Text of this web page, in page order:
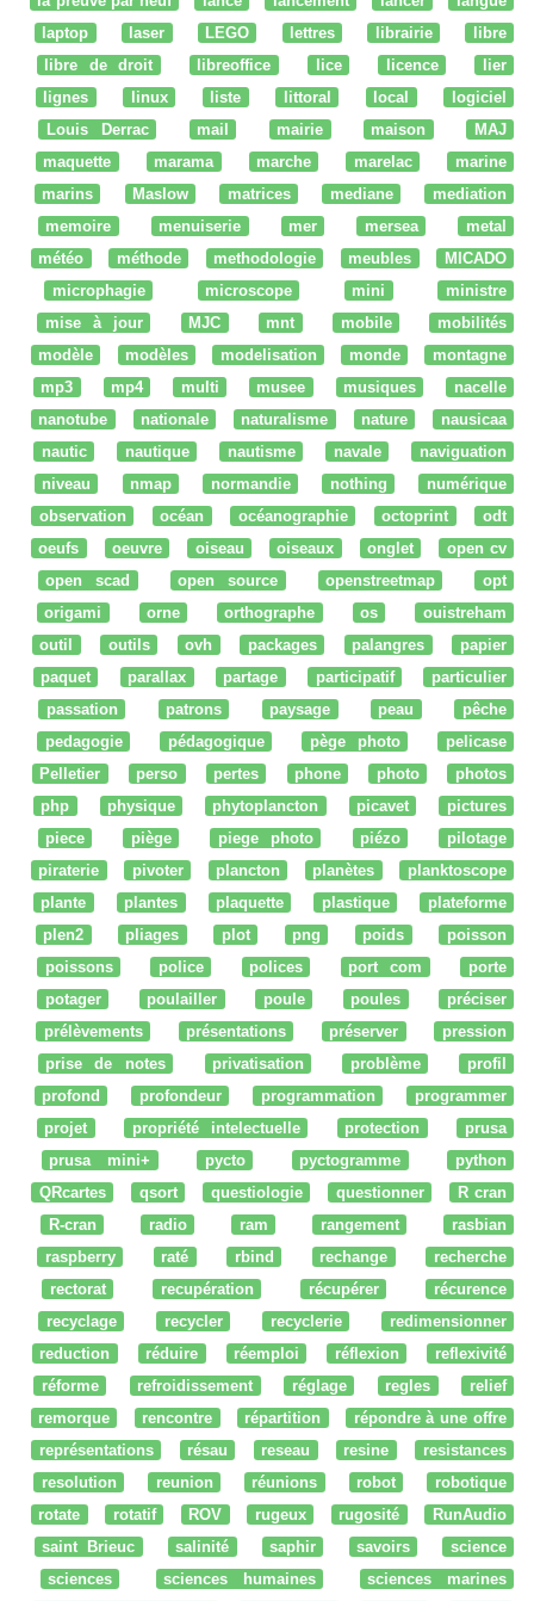
laptop
laser LEGO lettres librairie
libre
libre de droit
libreoffice lice licence
lier
lignes
linux liste littoral local
logiciel
Louis Derrac
mail mairie maison
MAJ
maquette
marama marche marelac
marine
marins
Maslow matrices mediane
mediation
memoire
menuiserie mer mersea
metal
météo
méthode methodologie meubles
MICADO
microphagie
microscope mini
ministre
mise à jour
MJC mnt mobile
mobilités
modèle
modèles modelisation monde
montagne
mp3
mp4 multi musee musiques
nacelle
nanotube
nationale naturalisme nature
nausicaa
nautic
nautique nautisme navale
naviguation
niveau
nmap normandie nothing
numérique
observation
océan océanographie octoprint
odt
oeufs
oeuvre oiseau oiseaux onglet
open cv
open scad
open source openstreetmap
opt
origami
orne orthographe os
ouistreham
outil
outils ovh packages palangres
papier
paquet
parallax partage participatif
particulier
passation
patrons paysage peau
pêche
pedagogie
pédagogique pège photo
pelicase
Pelletier
perso pertes phone photo
photos
php
physique phytoplancton picavet
pictures
piece
piège piege photo piézo
pilotage
piraterie
pivoter plancton planètes
planktoscope
plante
plantes plaquette plastique
plateforme
plen2
pliages plot png poids
poisson
poissons
police polices port com
porte
potager
poulailler poule poules
préciser
prélèvements
présentations préserver
pression
prise de notes
privatisation problème
profil
profond
profondeur programmation
programmer
projet
propriété intelectuelle protection
prusa
prusa mini+
pycto pyctogramme
python
QRcartes
qsort questiologie questionner
R cran
R-cran
radio ram rangement
rasbian
raspberry
raté rbind rechange
recherche
rectorat
recupération récupérer
récurence
recyclage
recycler recyclerie
redimensionner
reduction
réduire réemploi réflexion
reflexivité
réforme
refroidissement réglage regles
relief
remorque
rencontre répartition
répondre à une offre
représentations
résau reseau resine
resistances
resolution
reunion réunions robot
robotique
rotate
rotatif ROV rugeux rugosité
RunAudio
saint Brieuc
salinité saphir savoirs
science
sciences
sciences humaines
sciences marines